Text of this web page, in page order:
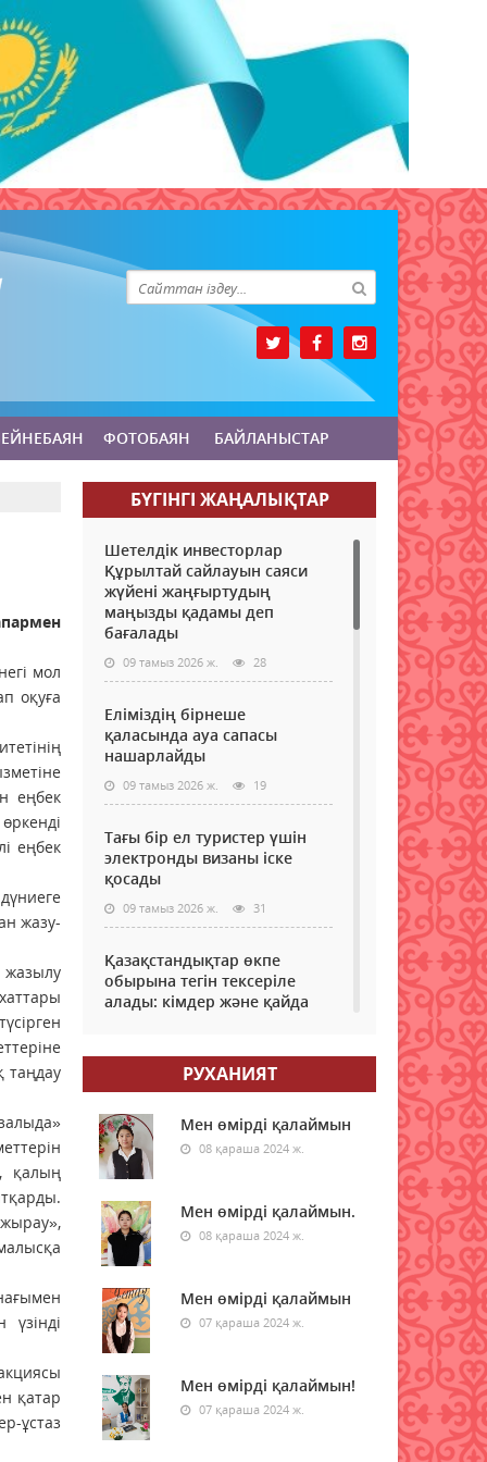
ФОТОБАЯН БАЙЛАНЫСТАР
мол
оқуға
еңбек
еңбек
жазу-
жазылу
таңдау
қалың
қатар
ұстаз
БҮГІНГI ЖАҢАЛЫҚТАР
Шетелдік инвесторлар
Құрылтай сайлауын саяси
жүйені жаңғыртудың
маңызды қадамы деп
бағалады
09 тамыз 2026 ж. 28
Еліміздің бірнеше
қаласында ауа сапасы
нашарлайды
09 тамыз 2026 ж. 19
Тағы бір ел туристер үшін
электронды визаны іске
қосады
09 тамыз 2026 ж. 31
Қазақстандықтар өкпе
обырына тегін тексеріле
алады: кімдер және қайда
Ғалымдар зерттеу нәтижесін
жариялады
09 тамыз 2026 ж.
"Қазақстан халқына"
қоғамдық қоры 350 білім
беру грантын бөлді
09 тамыз 2026 ж. 55
Қазақстанда электр
энергиясын жүздеген
жылдар бойы көмірден
өндірмек
09 тамыз 2026 ж.
РУХАНИЯТ
Мен өмірді қалаймын
08 қараша 2024 ж.
Мен өмірді қалаймын.
08 қараша 2024 ж.
Мен өмірді қалаймын
07 қараша 2024 ж.
Мен өмірді қалаймын!
07 қараша 2024 ж.